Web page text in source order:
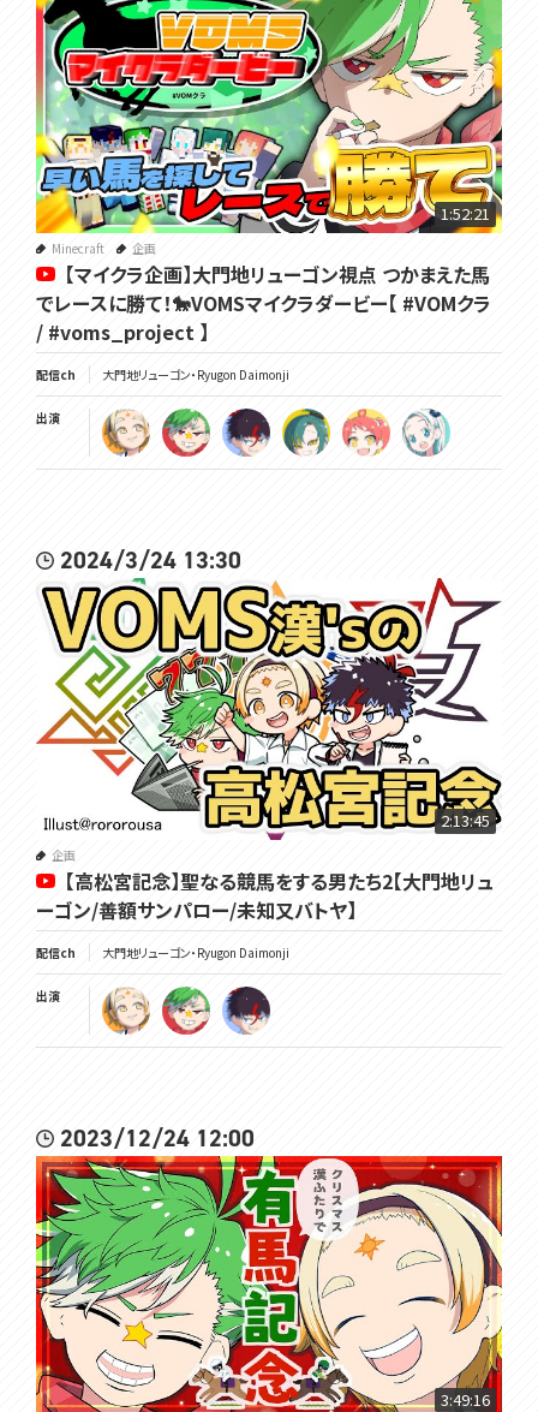
1:52:21
Minecraft 企画
【マイクラ企画】大門地リューゴン視点 つかまえた馬
でレースに勝て！🐎VOMSマイクラダービー【 #VOMクラ
/ #voms_project 】
配信ch 大門地リューゴン・Ryugon Daimonji
出演
2024/3/24 13:30
2:13:45
企画
【高松宮記念】聖なる競馬をする男たち2【大門地リュ
ーゴン/善額サンパロー/未知又バトヤ】
配信ch 大門地リューゴン・Ryugon Daimonji
出演
2023/12/24 12:00
3:49:16